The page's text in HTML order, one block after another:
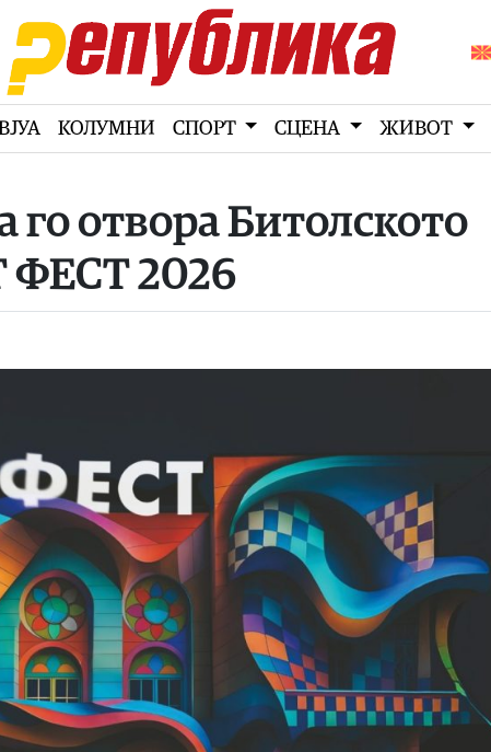
КОЛУМНИ СПОРТ СЦЕНА ЖИВОТ
го отвора Битолското
ФЕСТ 2026